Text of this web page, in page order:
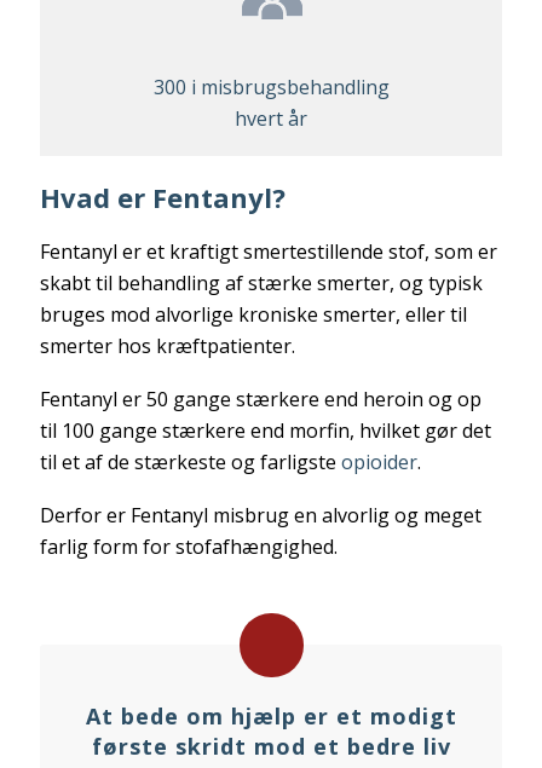
300 i misbrugsbehandling
hvert år
Hvad er Fentanyl?
Fentanyl er et kraftigt smertestillende stof, som er
skabt til behandling af stærke smerter, og typisk
bruges mod alvorlige kroniske smerter, eller til
smerter hos kræftpatienter.
Fentanyl er 50 gange stærkere end heroin og op
til 100 gange stærkere end morfin, hvilket gør det
til et af de stærkeste og farligste opioider.
Derfor er Fentanyl misbrug en alvorlig og meget
farlig form for stofafhængighed.
At bede om hjælp er et modigt
første skridt mod et bedre liv